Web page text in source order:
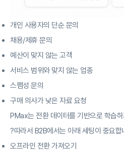
개인 사용자의 단순 문의
채용/제휴 문의
예산이 맞지 않는 고객
서비스 범위와 맞지 않는 업종
스팸성 문의
구매 의사가 낮은 자료 요청
PMax는 전환 데이터를 기반으로 학습
?따라서 B2B에서는 아래 세팅이 중요합
오프라인 전환 가져오기